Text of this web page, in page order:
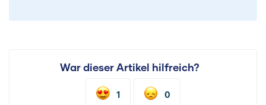
War dieser Artikel hilfreich?
1 0